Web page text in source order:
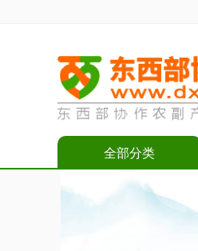
全部分类